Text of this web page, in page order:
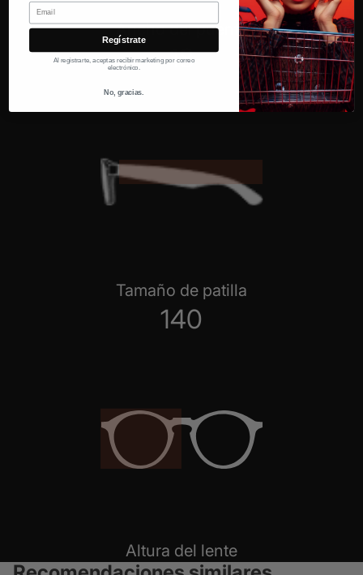
Ancho del puente
18
Tamaño de patilla
140
Altura del lente
Email
Regístrate
Al registrarte, aceptas recibir marketing por correo
electrónico.
No, gracias.